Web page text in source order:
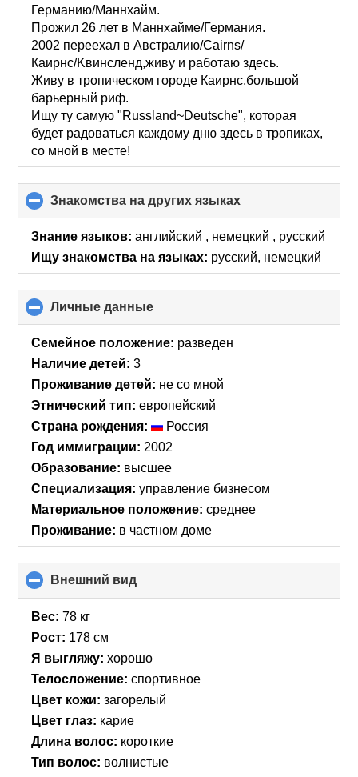
Германию/Маннхайм.
Прожил 26 лет в Маннхайме/Германия.
2002 переехал в Австралию/Cairns/
Кaирнс/Kвинсленд,живу и работаю здесь.
Живу в тропическом городе Кaирнс,большой
барьерный риф.
Ищу ту самую "Russland~Deutsche", которая
будет радоваться каждому дню здесь в тропиках,
со мной в месте!
Знакомства на других языках
to
collapse
contents
Знание языков: английский , немецкий , русский
Ищу знакомства на языках: русский, немецкий
Личные данные
to
collapse
Семейное положение: разведен
Наличие детей: 3
Проживание детей: не со мной
Этнический тип: европейский
Страна рождения:
Россия
Год иммиграции: 2002
Образование: высшее
Специализация: управление бизнесом
Материальное положение: среднее
Проживание: в частном доме
Внешний вид
to
Вес: 78 кг
Рост: 178 см
Я выгляжу: хорошо
Телосложение: спортивное
Цвет кожи: загорелый
Цвет глаз: карие
Длина волос: короткие
Тип волос: волнистые